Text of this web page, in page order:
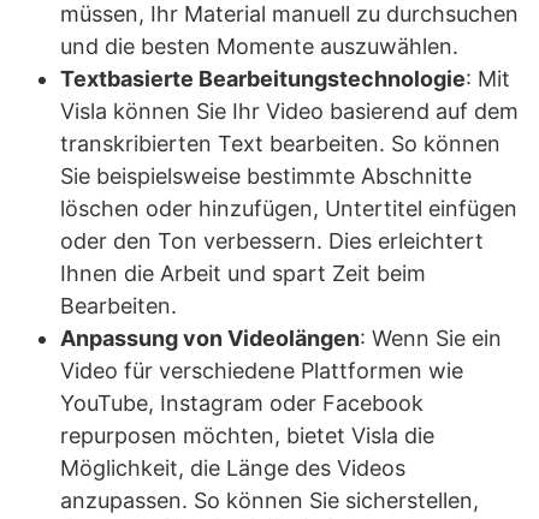
müssen, Ihr Material manuell zu durchsuchen
und die besten Momente auszuwählen.
Textbasierte Bearbeitungstechnologie: Mit
Visla können Sie Ihr Video basierend auf dem
transkribierten Text bearbeiten. So können
Sie beispielsweise bestimmte Abschnitte
löschen oder hinzufügen, Untertitel einfügen
oder den Ton verbessern. Dies erleichtert
Ihnen die Arbeit und spart Zeit beim
Bearbeiten.
Anpassung von Videolängen: Wenn Sie ein
Video für verschiedene Plattformen wie
YouTube, Instagram oder Facebook
repurposen möchten, bietet Visla die
Möglichkeit, die Länge des Videos
anzupassen. So können Sie sicherstellen,